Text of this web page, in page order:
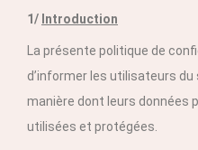
1/ Introduction
La présente politique de
d’informer les utilisateurs du
manière dont leurs données
utilisées et protégées.